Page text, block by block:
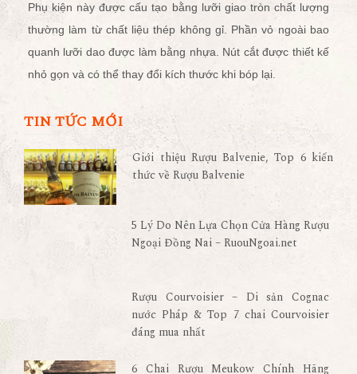
Phụ kiện này được cấu tạo bằng lưỡi giao tròn chất lượng
thường làm từ chất liệu thép không gỉ. Phần vỏ ngoài bao
quanh lưỡi dao được làm bằng nhựa. Nút cắt được thiết kế
nhỏ gọn và có thể thay đổi kích thước khi bóp lại.
TIN TỨC MỚI
Giới thiệu Rượu Balvenie, Top 6 kiến
thức về Rượu Balvenie
5 Lý Do Nên Lựa Chọn Cửa Hàng Rượu
Ngoại Đồng Nai – RuouNgoai.net
Rượu Courvoisier – Di sản Cognac
nước Pháp & Top 7 chai Courvoisier
đáng mua nhất
6 Chai Rượu Meukow Chính Hãng